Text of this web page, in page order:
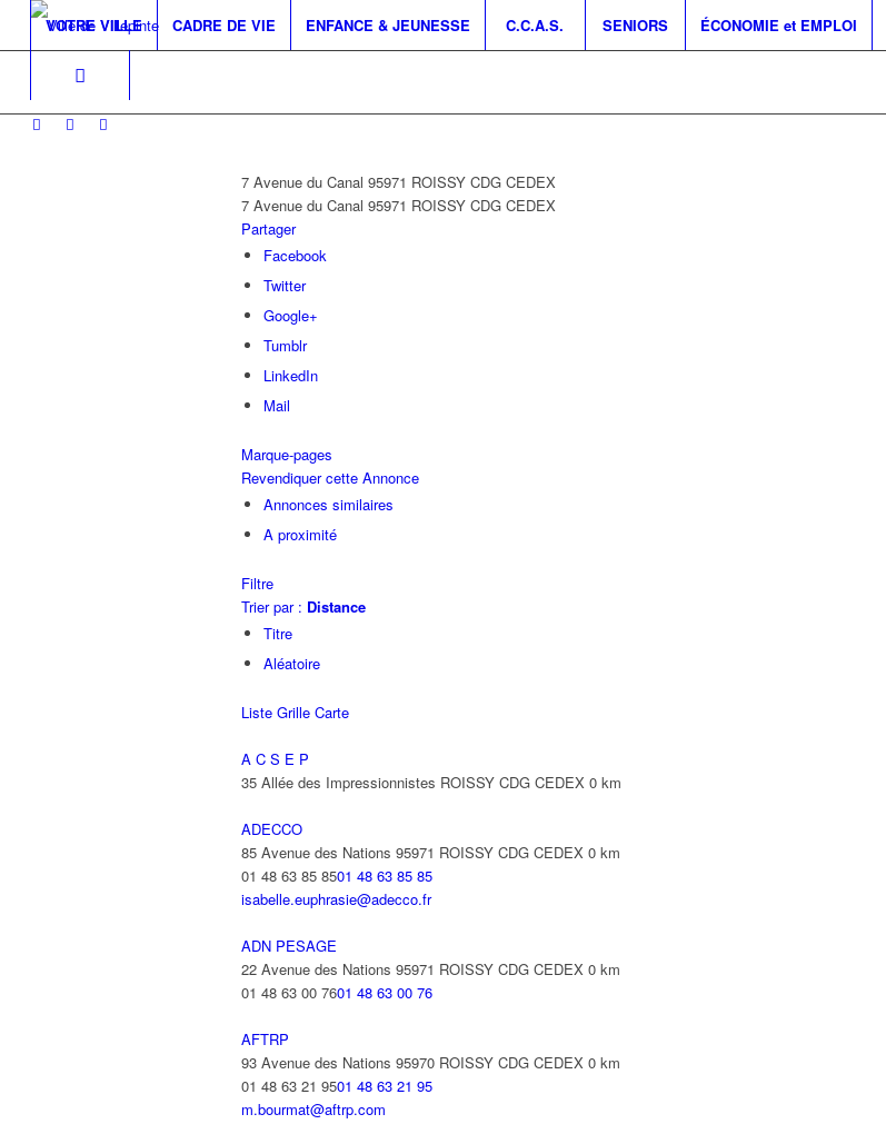
VOTRE VILLE CADRE DE VIE ENFANCE & JEUNESSE C.C.A.S. SENIORS ÉCONOMIE et EMPLOI
7 Avenue du Canal 95971 ROISSY CDG CEDEX
7 Avenue du Canal 95971 ROISSY CDG CEDEX
Partager
Facebook
Twitter
Google+
Tumblr
LinkedIn
Mail
Marque-pages
Revendiquer cette Annonce
Annonces similaires
A proximité
Filtre
Trier par : Distance
Titre
Aléatoire
Liste Grille Carte
A C S E P
35 Allée des Impressionnistes ROISSY CDG CEDEX 0 km
ADECCO
85 Avenue des Nations 95971 ROISSY CDG CEDEX 0 km
01 48 63 85 8501 48 63 85 85
isabelle.euphrasie@adecco.fr
ADN PESAGE
22 Avenue des Nations 95971 ROISSY CDG CEDEX 0 km
01 48 63 00 7601 48 63 00 76
AFTRP
93 Avenue des Nations 95970 ROISSY CDG CEDEX 0 km
01 48 63 21 9501 48 63 21 95
m.bourmat@aftrp.com